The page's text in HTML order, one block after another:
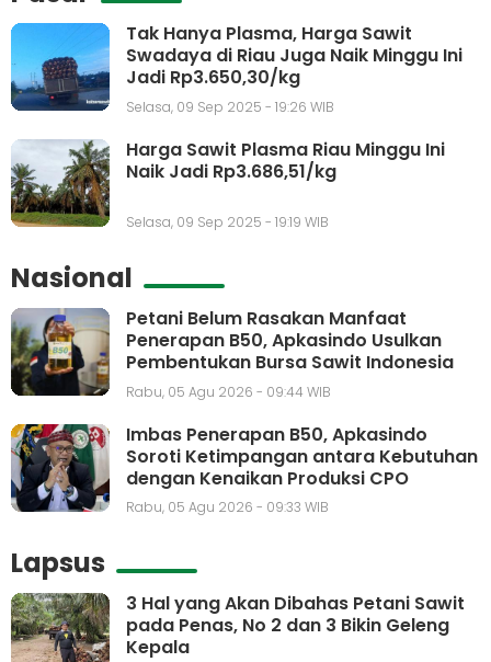
Tak Hanya Plasma, Harga Sawit
Swadaya di Riau Juga Naik Minggu Ini
Jadi Rp3.650,30/kg
Selasa, 09 Sep 2025 - 19:26 WIB
Harga Sawit Plasma Riau Minggu Ini
Naik Jadi Rp3.686,51/kg
Selasa, 09 Sep 2025 - 19:19 WIB
Nasional
Petani Belum Rasakan Manfaat
Penerapan B50, Apkasindo Usulkan
Pembentukan Bursa Sawit Indonesia
Rabu, 05 Agu 2026 - 09:44 WIB
Imbas Penerapan B50, Apkasindo
Soroti Ketimpangan antara Kebutuhan
dengan Kenaikan Produksi CPO
Rabu, 05 Agu 2026 - 09:33 WIB
Lapsus
3 Hal yang Akan Dibahas Petani Sawit
pada Penas, No 2 dan 3 Bikin Geleng
Kepala